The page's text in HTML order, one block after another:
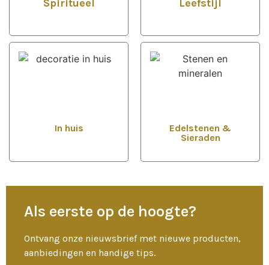
Spiritueel Leefstijl
In huis
Edelstenen &
Sieraden
Als eerste op de hoogte?
Ontvang onze nieuwsbrief met nieuwe producten,
aanbiedingen en handige tips.